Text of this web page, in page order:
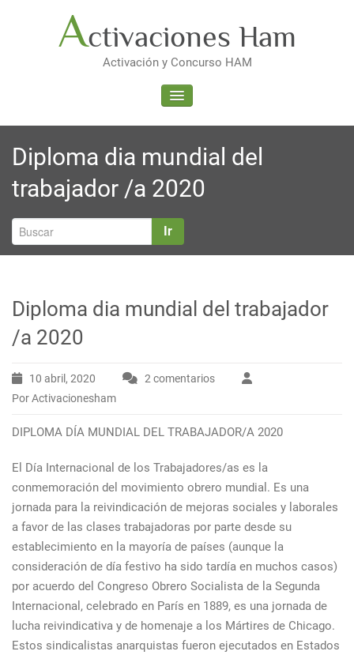
Activaciones Ham
Activación y Concurso HAM
ALTERNAR LA NAVEGACIÓN
Diploma dia mundial del
trabajador /a 2020
Ir
Diploma dia mundial del trabajador
/a 2020
10 abril, 2020 2 comentariosen
mundial
del
trabajador
Por Activacionesham
DIPLOMA DÍA MUNDIAL DEL TRABAJADOR/A 2020
El Día Internacional de los Trabajadores/as es la
conmemoración del movimiento obrero mundial. Es una
jornada para la reivindicación de mejoras sociales y laborales
a favor de las clases trabajadoras por parte desde su
establecimiento en la mayoría de países (aunque la
consideración de día festivo ha sido tardía en muchos casos)
por acuerdo del Congreso Obrero Socialista de la Segunda
Internacional, celebrado en París en 1889, es una jornada de
lucha reivindicativa y de homenaje a los Mártires de Chicago.
Estos sindicalistas anarquistas fueron ejecutados en Estados